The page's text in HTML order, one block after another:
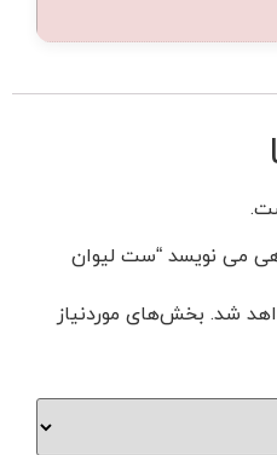
می نویسد “ست لیوان
شد. بخش‌های موردنیاز